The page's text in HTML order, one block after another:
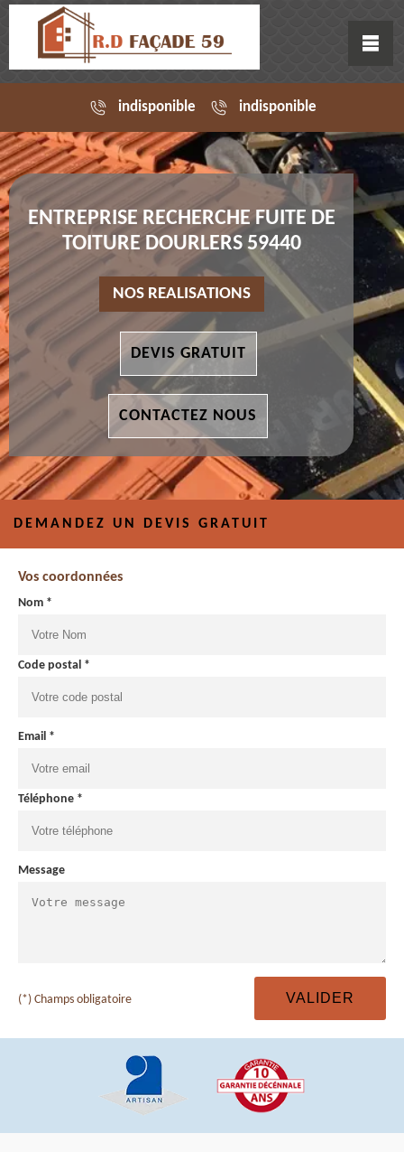
indisponible indisponible
ENTREPRISE RECHERCHE FUITE DE
TOITURE DOURLERS 59440
NOS REALISATIONS
DEVIS GRATUIT
CONTACTEZ NOUS
DEMANDEZ UN DEVIS GRATUIT
Vos coordonnées
Nom *
Code postal *
Email *
Téléphone *
Message
(*) Champs obligatoire